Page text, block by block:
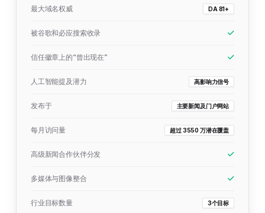
最大域名权威 DA 81+
被谷歌和必应搜索收录
信任徽章上的“曾出现在”
人工智能提及潜力 高影响力信号
发布于 主要新闻及门户网站
每月访问量 超过 3550 万潜在覆盖
高级新闻合作伙伴分发
多媒体与图像整合
行业目标数量 3个目标